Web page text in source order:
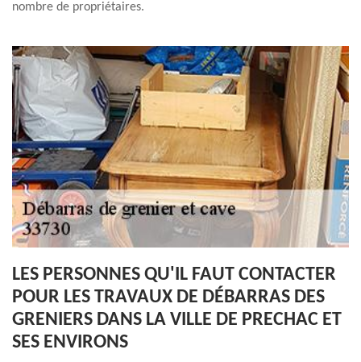
nombre de propriétaires.
LES PERSONNES QU'IL FAUT CONTACTER
POUR LES TRAVAUX DE DÉBARRAS DES
GRENIERS DANS LA VILLE DE PRECHAC ET
SES ENVIRONS